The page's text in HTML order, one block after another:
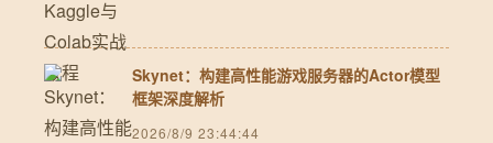
Skynet：构建高性能游戏服务器的Actor模型
框架深度解析
2026/8/9 23:44:44